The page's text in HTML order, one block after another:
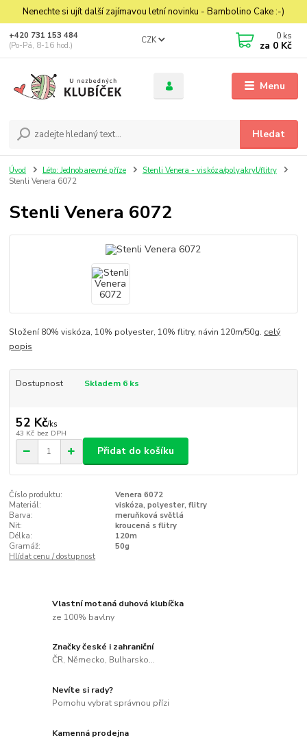
Nenechte si ujít další zajímavou letní novinku - Bambolino Cake :-)
Menu
CZK
Hledat
+420 731 153 484
(Po-Pá, 8-16 hod.)
0 ks
za 0 Kč
Úvod Léto: Jednobarevné příze
Stenli Venera - viskóza/polyakryl/flitry
Stenli Venera 6072
Stenli Venera 6072
Složení 80% viskóza, 10% polyester, 10% flitry, návin 120m/50g. celý
popis
Dostupnost Skladem 6 ks
52 Kč/ks
43 Kč bez DPH
Přidat do košíku
Číslo produktu:
Venera 6072
Materiál:
viskóza, polyester, flitry
Barva:
meruňková světlá
Nit:
kroucená s flitry
Délka:
120m
Gramáž:
50g
Hlídat cenu / dostupnost
Vlastní motaná duhová klubíčka
ze 100% bavlny
Značky české i zahraniční
ČR, Německo, Bulharsko...
Nevíte si rady?
Pomohu vybrat správnou přízi
Kamenná prodejna